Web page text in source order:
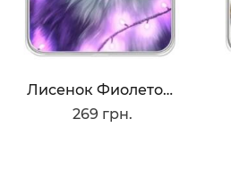
Лисенок Фиолетовый
269 грн.